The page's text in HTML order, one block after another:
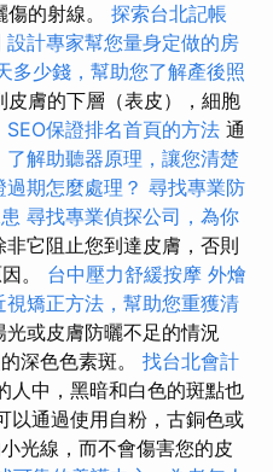
的射線。 探索台北記帳
設計專家幫您量身定做的房
多少錢，幫助您了解產後照
皮膚的下層（表皮），細胞
SEO保證排名首頁的方法 通
了解助聽器原理，讓您清楚
過期怎麼處理？ 尋找專業防
尋找專業偵探公司，為你
它阻止您到達皮膚，否則
。 台中壓力舒緩按摩 外燴
視矯正方法，幫助您重獲清
或皮膚防曬不足的情況
深色色素斑。 找台北會計
人中，黑暗和白色的斑點也
通過使用自粉，古銅色或
光線，而不會傷害您的皮